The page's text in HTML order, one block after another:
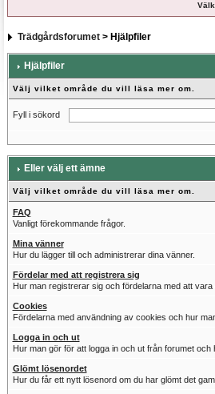
Trädgårdsforumet> Hjälpfiler
Hjälpfiler
Välj vilket område du vill läsa mer om.
Fyll i sökord
Eller välj ett ämne
Välj vilket område du vill läsa mer om.
FAQ
Vanligt förekommande frågor.
Mina vänner
Hur du lägger till och administrerar dina vänner.
Fördelar med att registrera sig
Hur man registrerar sig och fördelarna med att vara
Cookies
Fördelarna med användning av cookies och hur
Logga in och ut
Hur man gör för att logga in och ut från forumet
Glömt lösenordet
Hur du får ett nytt lösenord om du har glömt det